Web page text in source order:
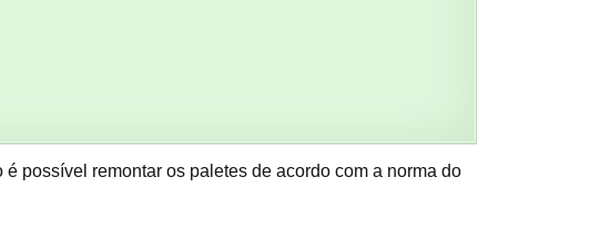
possível remontar os paletes de acordo com a norma do